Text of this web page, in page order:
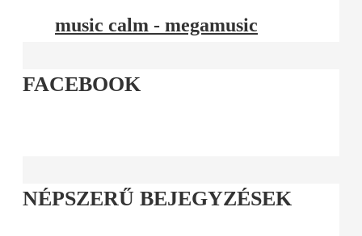
music calm - megamusic
FACEBOOK
NÉPSZERŰ BEJEGYZÉSEK